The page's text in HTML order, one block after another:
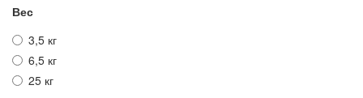
Вес
3,5 кг
6,5 кг
25 кг